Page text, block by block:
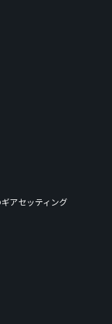
アセッティング